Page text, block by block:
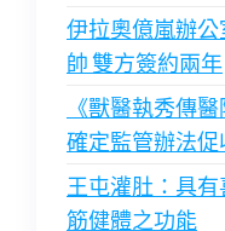
伊拉奧億嵐辦
帥 雙方簽約兩年
《獸醫執秀傳
確定監管辦法促
王屯灌肚：具
筋健體之功能